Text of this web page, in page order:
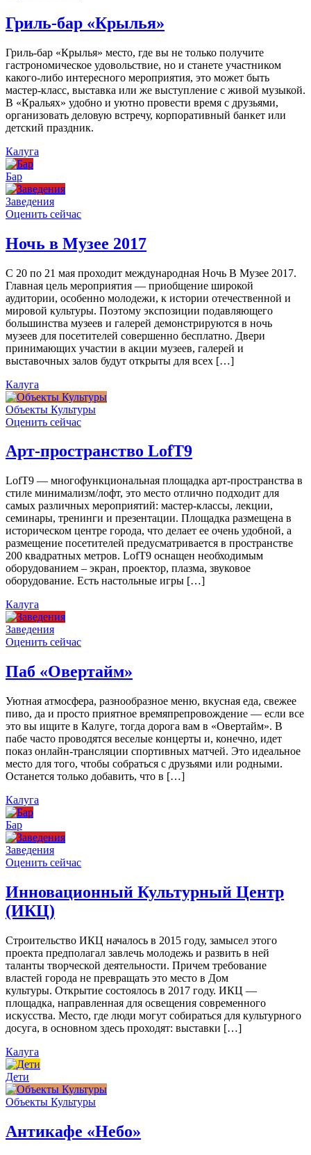
Гриль-бар «Крылья»
Гриль-бар «Крылья» место, где вы не только получите
гастрономическое удовольствие, но и станете участником
какого-либо интересного мероприятия, это может быть
мастер-класс, выставка или же выступление с живой музыкой.
В «Кральях» удобно и уютно провести время с друзьями,
организовать деловую встречу, корпоративный банкет или
детский праздник.
Калуга
Бар
Заведения
Оценить сейчас
Ночь в Музее 2017
С 20 по 21 мая проходит международная Ночь В Музее 2017.
Главная цель мероприятия — приобщение широкой
аудитории, особенно молодежи, к истории отечественной и
мировой культуры. Поэтому экспозиции подавляющего
большинства музеев и галерей демонстрируются в ночь
музеев для посетителей совершенно бесплатно. Двери
принимающих участии в акции музеев, галерей и
выставочных залов будут открыты для всех […]
Калуга
Объекты Культуры
Оценить сейчас
Арт-пространство LofT9
LofT9 — многофункциональная площадка арт-пространства в
стиле минимализм/лофт, это место отлично подходит для
самых различных мероприятий: мастер-классы, лекции,
семинары, тренинги и презентации. Площадка размещена в
историческом центре города, что делает ее очень удобной, а
размещение посетителей предусматривается в пространстве
200 квадратных метров. LofT9 оснащен необходимым
оборудованием – экран, проектор, плазма, звуковое
оборудование. Есть настольные игры […]
Калуга
Заведения
Оценить сейчас
Паб «Овертайм»
Уютная атмосфера, разнообразное меню, вкусная еда, свежее
пиво, да и просто приятное времяпрепровождение — если все
это вы ищите в Калуге, тогда дорога вам в «Овертайм». В
пабе часто проводятся веселые концерты и, конечно, идет
показ онлайн-трансляции спортивных матчей. Это идеальное
место для того, чтобы собраться с друзьями или родными.
Останется только добавить, что в […]
Калуга
Бар
Заведения
Оценить сейчас
Инновационный Культурный Центр
(ИКЦ)
Строительство ИКЦ началось в 2015 году, замысел этого
проекта предполагал завлечь молодежь и развить в ней
таланты творческой деятельности. Причем требование
властей города не превращать это место в Дом
культуры. Открытие состоялось в 2017 году. ИКЦ —
площадка, направленная для освещения современного
искусства. Место, где люди могут собираться для культурного
досуга, в основном здесь проходят: выставки […]
Калуга
Дети
Объекты Культуры
Антикафе «Небо»